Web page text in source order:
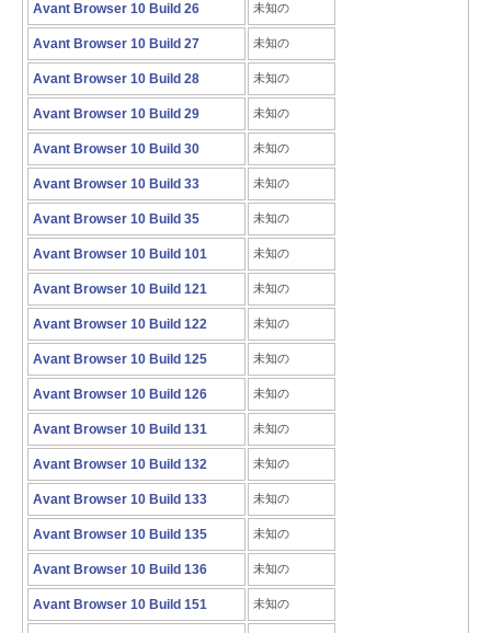
Avant Browser 10 Build 26 未知の
Avant Browser 10 Build 27 未知の
Avant Browser 10 Build 28 未知の
Avant Browser 10 Build 29 未知の
Avant Browser 10 Build 30 未知の
Avant Browser 10 Build 33 未知の
Avant Browser 10 Build 35 未知の
Avant Browser 10 Build 101 未知の
Avant Browser 10 Build 121 未知の
Avant Browser 10 Build 122 未知の
Avant Browser 10 Build 125 未知の
Avant Browser 10 Build 126 未知の
Avant Browser 10 Build 131 未知の
Avant Browser 10 Build 132 未知の
Avant Browser 10 Build 133 未知の
Avant Browser 10 Build 135 未知の
Avant Browser 10 Build 136 未知の
Avant Browser 10 Build 151 未知の